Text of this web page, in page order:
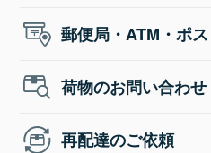
郵便局・ATM・ポ
荷物のお問い合わせ
再配達のご依頼